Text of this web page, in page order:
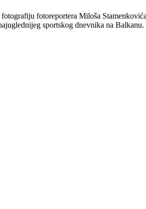
fotoreportera Miloša
sportskog dnevnika na Balkanu.